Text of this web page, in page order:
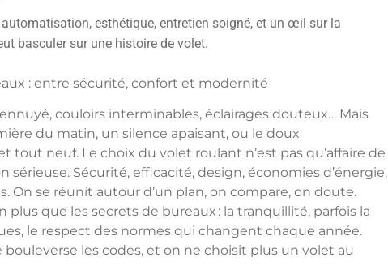
automatisation, esthétique, entretien soigné, et un œil sur la
basculer sur une histoire de volet.
: entre sécurité, confort et modernité
couloirs interminables, éclairages douteux… Mais
du matin, un silence apaisant, ou le doux
tout neuf. Le choix du volet roulant n’est pas qu’affaire de
sérieuse. Sécurité, efficacité, design, économies d’énergie,
On se réunit autour d’un plan, on compare, on doute.
plus que les secrets de bureaux : la tranquillité, parfois la
le respect des normes qui changent chaque année.
bouleverse les codes, et on ne choisit plus un volet au